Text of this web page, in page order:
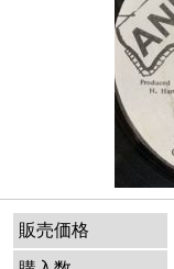
販売価格